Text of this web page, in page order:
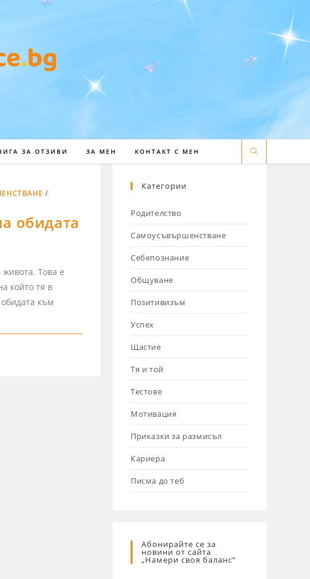
ЗА ОТЗИВИ ЗА МЕН КОНТАКТ С МЕН
/
обидата
Това е
който тя в
към
Категории
Родителство
Самоусъвършенстване
Себепознание
Общуване
Позитивизъм
Успех
Щастие
Тя и той
Тестове
Мотивация
Приказки за размисъл
Кариера
Писма до теб
Абонирайте се за
новини от сайта
„Намери своя баланс“